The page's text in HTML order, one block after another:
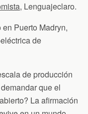
, Lenguajeclaro.
Puerto Madryn,
de
de producción
que el
La afirmación